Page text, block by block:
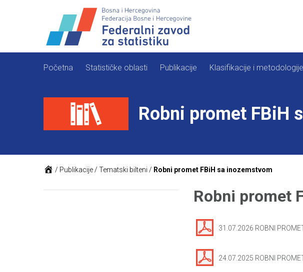
Početna Statističke oblasti Publikacije Klasifikacije i metodologije
Robni promet FBiH
/ Publikacije / Tematski bilteni / Robni promet FBiH sa inozemstvom
Robni promet
31.07.2026 ROBNI
24.07.2025 ROBNI